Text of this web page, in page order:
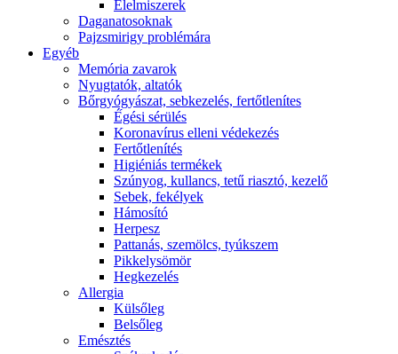
É́lelmiszerek
Daganatosoknak
Pajzsmirigy problémára
Egyéb
Memória zavarok
Nyugtatók, altatók
Bőrgyógyászat, sebkezelés, fertőtlenítes
É́gési sérülés
Koronavírus elleni védekezés
Fertőtlenítés
Higiéniás termékek
Szúnyog, kullancs, tetű riasztó, kezelő
Sebek, fekélyek
Hámosító
Herpesz
Pattanás, szemölcs, tyúkszem
Pikkelysömör
Hegkezelés
Allergia
Külsőleg
Belsőleg
Emésztés